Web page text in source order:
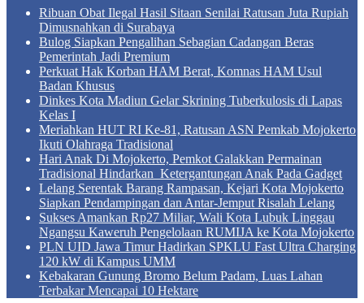
Ribuan Obat Ilegal Hasil Sitaan Senilai Ratusan Juta Rupiah
Dimusnahkan di Surabaya
Bulog Siapkan Pengalihan Sebagian Cadangan Beras
Pemerintah Jadi Premium
Perkuat Hak Korban HAM Berat, Komnas HAM Usul
Badan Khusus
Dinkes Kota Madiun Gelar Skrining Tuberkulosis di Lapas
Kelas I
Meriahkan HUT RI Ke-81, Ratusan ASN Pemkab Mojokerto
Ikuti Olahraga Tradisional
Hari Anak Di Mojokerto, Pemkot Galakkan Permainan
Tradisional Hindarkan Ketergantungan Anak Pada Gadget
Lelang Serentak Barang Rampasan, Kejari Kota Mojokerto
Siapkan Pendampingan dan Antar-Jemput Risalah Lelang
Sukses Amankan Rp27 Miliar, Wali Kota Lubuk Linggau
Ngangsu Kaweruh Pengelolaan RUMIJA ke Kota Mojokerto
PLN UID Jawa Timur Hadirkan SPKLU Fast Ultra Charging
120 kW di Kampus UMM
Kebakaran Gunung Bromo Belum Padam, Luas Lahan
Terbakar Mencapai 10 Hektare